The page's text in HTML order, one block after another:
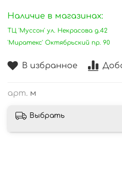
В избранное
арт. м
Наличие в магазинах:
ТЦ 'Муссон' ул. Некрасова д.42
'Миратекс' Октябрьский пр. 90
Выбрать